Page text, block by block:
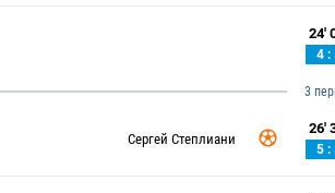
24'
4 :
3
Сергей Степлиани
26'
5 :